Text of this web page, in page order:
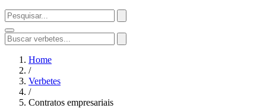
Home
/
Verbetes
/
Contratos empresariais